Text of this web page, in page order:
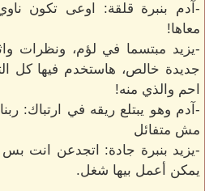
-آدم بنبرة قلقة: اوعى تكون
معاها!
-يزيد مبتسما في لؤم، ونظرات
جديدة خالص، هاستخدم فيها كل
احم والذي منه!
-آدم وهو يبتلع ريقه في ارتباك:
مش متفائل
-يزيد بنبرة جادة: اتجدعن انت
يمكن أعمل بيها شغل.